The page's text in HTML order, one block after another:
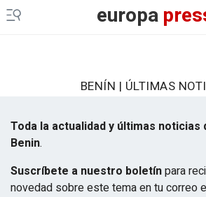
europa
BENÍN | ÚLTIMAS
Toda la actualidad y últimas noticias
Benin.
Suscríbete a nuestro boletínpara
novedad sobre este tema en tu correo